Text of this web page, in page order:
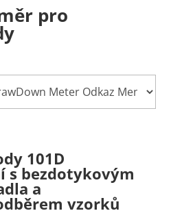
pro
101D
s bezdotykovým
a
vzorků